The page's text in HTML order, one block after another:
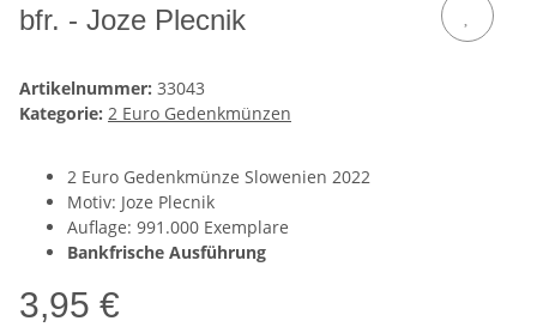
bfr. - Joze Plecnik
Artikelnummer: 33043
Kategorie: 2 Euro Gedenkmünzen
2 Euro Gedenkmünze Slowenien 2022
Motiv: Joze Plecnik
Auflage: 991.000 Exemplare
Bankfrische Ausführung
3,95 €